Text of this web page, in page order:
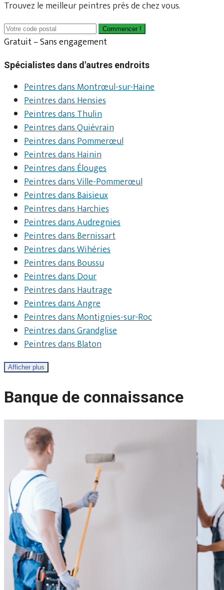
Trouvez le meilleur peintres près de chez vous.
Commencer !
Gratuit – Sans engagement
Spécialistes dans d'autres endroits
Peintres dans Montrœul-sur-Haine
Peintres dans Hensies
Peintres dans Thulin
Peintres dans Quiévrain
Peintres dans Pommerœul
Peintres dans Hainin
Peintres dans Élouges
Peintres dans Ville-Pommerœul
Peintres dans Baisieux
Peintres dans Harchies
Peintres dans Audregnies
Peintres dans Bernissart
Peintres dans Wihéries
Peintres dans Boussu
Peintres dans Dour
Peintres dans Hautrage
Peintres dans Angre
Peintres dans Montignies-sur-Roc
Peintres dans Grandglise
Peintres dans Blaton
Afficher plus
Banque de connaissance